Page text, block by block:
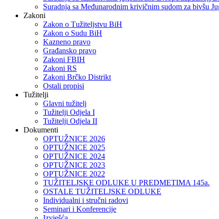
Suradnja sa Međunarodnim krivičnim sudom za bivšu
Zakoni
Zakon o Тužiteljstvu BiH
Zakon o Sudu BiH
Kazneno pravo
Građansko pravo
Zakoni FBIH
Zakoni RS
Zakoni Brčko Distrikt
Ostali propisi
Tužitelji
Glavni tužitelj
Tužitelji Odjela I
Tužitelji Odjela II
Dokumenti
OPTUŽNICE 2026
OPTUŽNICE 2025
OPTUŽNICE 2024
OPTUŽNICE 2023
OPTUŽNICE 2022
TUŽITELJSKE ODLUKE U PREDMETIMA 145a.
OSTALE TUŽITELJSKE ODLUKE
Individualni i stručni radovi
Seminari i Konferencije